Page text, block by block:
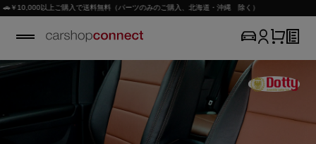
購入で送料無料（パーツのみのご購入、北海道・沖縄 除く）